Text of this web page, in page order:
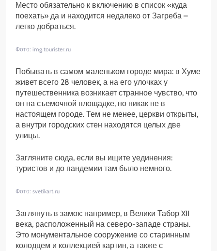
Место обязательно к включению в список «куда
поехать» да и находится недалеко от Загреба –
легко добраться.
Фото: img.tourister.ru
Побывать в самом маленьком городе мира: в Хуме
живет всего 28 человек, а на его улочках у
путешественника возникает странное чувство, что
он на съемочной площадке, но никак не в
настоящем городе. Тем не менее, церкви открыты,
а внутри городских стен находятся целых две
улицы.
Загляните сюда, если вы ищите уединения:
туристов и до пандемии там было немного.
Фото: svetikart.ru
Заглянуть в замок: например, в Велики Табор XII
века, расположенный на северо-западе страны.
Это монументальное сооружение со старинным
колодцем и коллекцией картин, а также с